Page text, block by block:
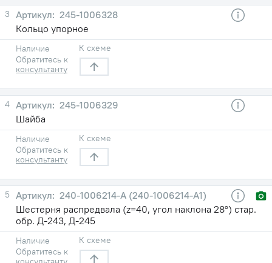
3
245-1006328
Кольцо упорное
Наличие
Обратитесь к
консультанту
К схеме
4
245-1006329
Шайба
Наличие
Обратитесь к
консультанту
К схеме
5
240-1006214-А (240-1006214-А1)
Шестерня распредвала (z=40, угол наклона 28°) стар.
обр. Д-243, Д-245
Наличие
Обратитесь к
К схеме